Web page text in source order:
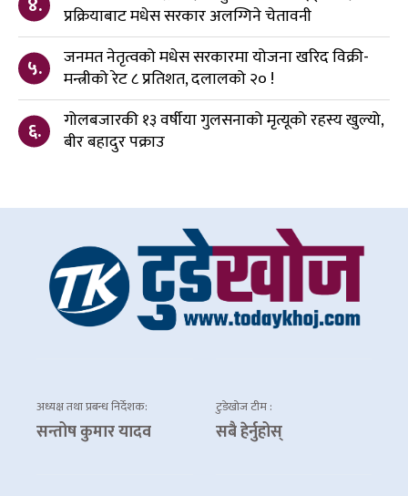
प्रक्रियाबाट मधेस सरकार अलग्गिने चेतावनी
५.
जनमत नेतृत्वको मधेस सरकारमा योजना खरिद विक्री-
मन्त्रीको रेट ८ प्रतिशत, दलालको २० !
६.
गोलबजारकी १३ वर्षीया गुलसनाको मृत्यूको रहस्य खुल्यो,
बीर बहादुर पक्राउ
अध्यक्ष तथा प्रबन्ध निर्देशक:
सन्तोष कुमार यादव
टुडेखोज टीम :
सबै हेर्नुहोस्